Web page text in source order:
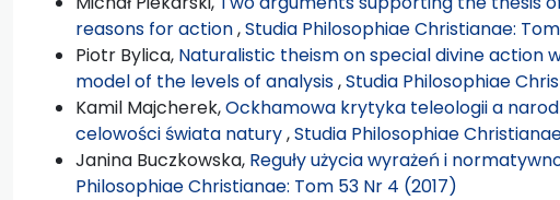
reasons for action,Studia Philosophiae Christianae:
Piotr Bylica, Naturalistic theism on special divine action
model of the levels of analysis,Studia Philosophiae
Kamil Majcherek,Ockhamowa krytyka teleologii a
celowości świata natury,Studia Philosophiae
Janina Buczkowska, Reguły użycia wyrażeń i
Philosophiae Christianae: Tom 53 Nr 4 (2017)